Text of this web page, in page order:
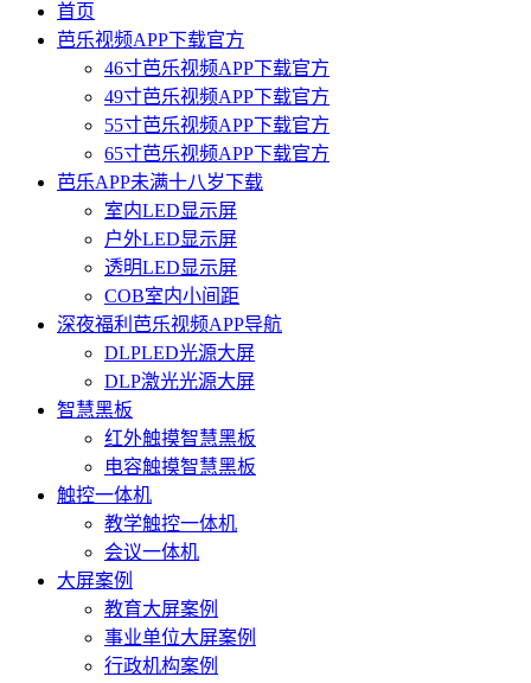
首页
芭乐视频APP下载官方
46寸芭乐视频APP下载官方
49寸芭乐视频APP下载官方
55寸芭乐视频APP下载官方
65寸芭乐视频APP下载官方
芭乐APP未满十八岁下载
室内LED显示屏
户外LED显示屏
透明LED显示屏
COB室内小间距
深夜福利芭乐视频APP导航
DLPLED光源大屏
DLP激光光源大屏
智慧黑板
红外触摸智慧黑板
电容触摸智慧黑板
触控一体机
教学触控一体机
会议一体机
大屏案例
教育大屏案例
事业单位大屏案例
行政机构案例